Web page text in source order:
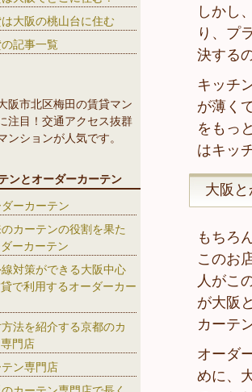
しかし
り、プ
決する
キッチ
が薄く
をもっ
はキッ
大阪
もちろ
このお
人がこ
が大阪
カーテ
オーダ
めに、
大阪の桃山台に住む
記事一覧
阪市北区梅田の賃貸マン
注目！交通アクセス抜群
ンションが人気です。
ンとオーダーカーテン
ーカーテン
カーテンの役割を果た
ーカーテン
対策ができる大阪中心
で利用するオーダーカー
法を紹介する京都のカ
門店
ン専門店